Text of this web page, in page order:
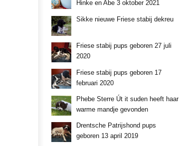
Hinke en Abe 3 oktober 2021
Sikke nieuwe Friese stabij dekreu
Friese stabij pups geboren 27 juli
2020
Friese stabij pups geboren 17
februari 2020
Phebe Sterre Út it suden heeft haar
warme mandje gevonden
Drentsche Patrijshond pups
geboren 13 april 2019